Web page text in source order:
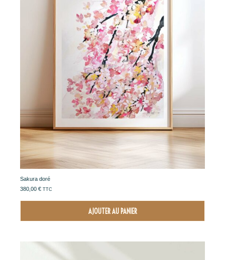
Sakura doré
380,00 € TTC
AJOUTER AU PANIER